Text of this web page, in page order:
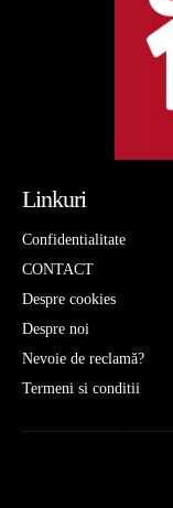
Linkuri
Confidentialitate
CONTACT
Despre cookies
Despre noi
Nevoie de reclamă?
Termeni si conditii